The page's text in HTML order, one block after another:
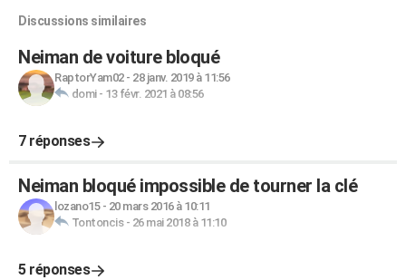
Discussions similaires
Neiman de voiture bloqué
RaptorYam02- 28 janv. 2019 à 11:56
domi- 13 févr. 2021 à 08:56
7 réponses
Neiman bloqué impossible de tourner la clé
lozano15- 20 mars 2016 à 10:11
Tontoncis- 26 mai 2018 à 11:10
5 réponses